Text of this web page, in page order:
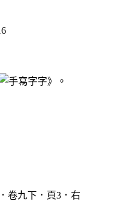
字》。